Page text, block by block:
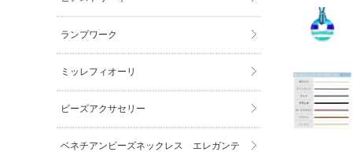
ランプワーク
ミッレフィオーリ
ビーズアクサセリー
ベネチアンビーズネックレス エレガンテ